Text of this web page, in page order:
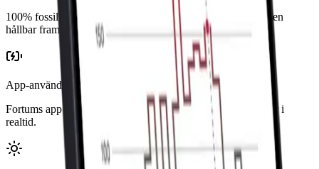
100% fossilfri el i alla avtal — bra för dig som vill bidra till en
hållbar framtid.
App-användare
Fortums app ger dig kontroll över förbrukning och kostnader i
realtid.